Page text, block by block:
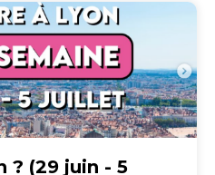
? (29 juin - 5